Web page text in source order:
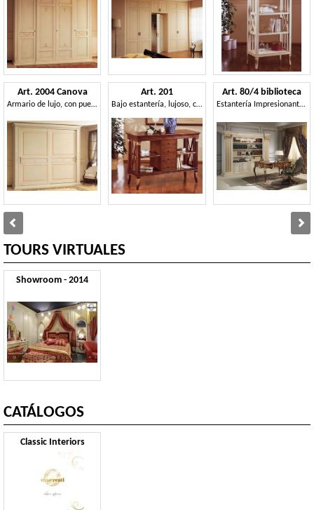
Art. 2004 Canova
Armario de lujo, con puertas correderas, para el dormitorio de estilo classica
Art. 201
Bajo estantería, lujoso, con cajones, para la casa señorial
Art. 80/4 biblioteca
Estantería Impresionante en madera tallada a mano, de estilo clásico
TOURS VIRTUALES
Showroom - 2014
CATÁLOGOS
Classic Interiors